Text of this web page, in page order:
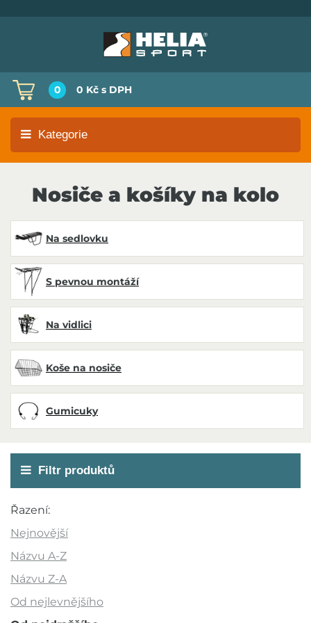
0 0 Kč s DPH
Kategorie
Nosiče a košíky na kolo
Na sedlovku
S pevnou montáží
Na vidlici
Koše na nosiče
Gumicuky
Filtr produktů
Cena
169 Kč
Akce
Novinka
Řazení:
Nejnovější
Názvu A-Z
Názvu Z-A
Od nejlevnějšího